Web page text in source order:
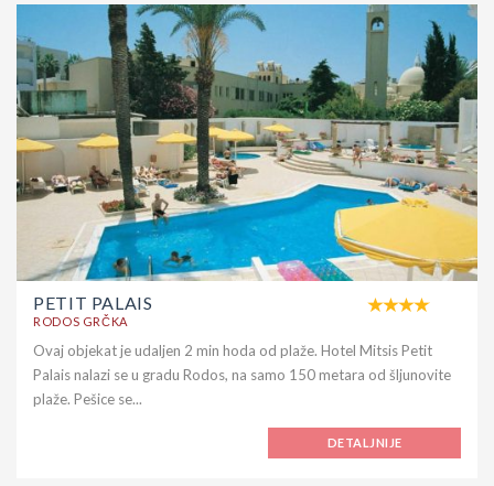
PETIT PALAIS
RODOS GRČKA
Ovaj objekat je udaljen 2 min hoda od plaže. Hotel Mitsis Petit
Palais nalazi se u gradu Rodos, na samo 150 metara od šljunovite
plaže. Pešice se...
DETALJNIJE